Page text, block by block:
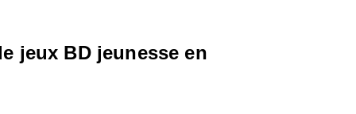
jeux BD jeunesse en